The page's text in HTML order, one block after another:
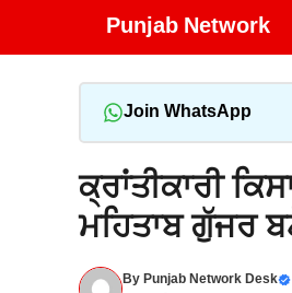
Punjab Network
Join WhatsApp
ਕ੍ਰਾਂਤੀਕਾਰੀ
ਮਹਿਤਾਬ ਗੁੱਜਰ
ByPunjab Network Desk